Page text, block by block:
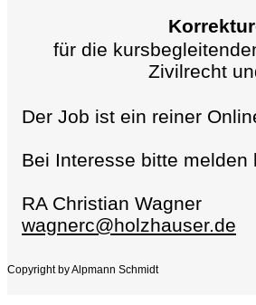
für die
Zivilrecht
Der Job ist ein reiner
Bei Interesse bitte melden
RA Christian Wagner
wagnerc@holzhauser.de
Copyright by Alpmann Schmidt